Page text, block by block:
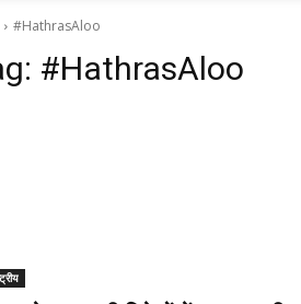
#HathrasAloo
#HathrasAloo